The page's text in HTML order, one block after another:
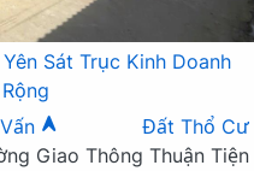
Sát Trục Kinh Doanh
Đất Thổ Cư
Giao Thông Thuận Tiện